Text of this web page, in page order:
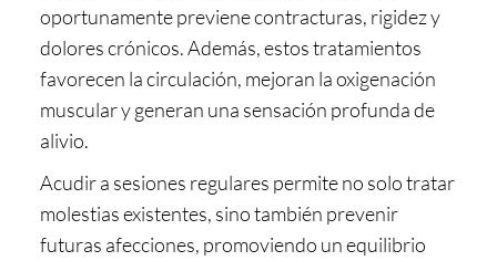
oportunamente previene contracturas, rigidez y
dolores crónicos. Además, estos tratamientos
favorecen la circulación, mejoran la oxigenación
muscular y generan una sensación profunda de
alivio.
Acudir a sesiones regulares permite no solo tratar
molestias existentes, sino también prevenir
futuras afecciones, promoviendo un equilibrio